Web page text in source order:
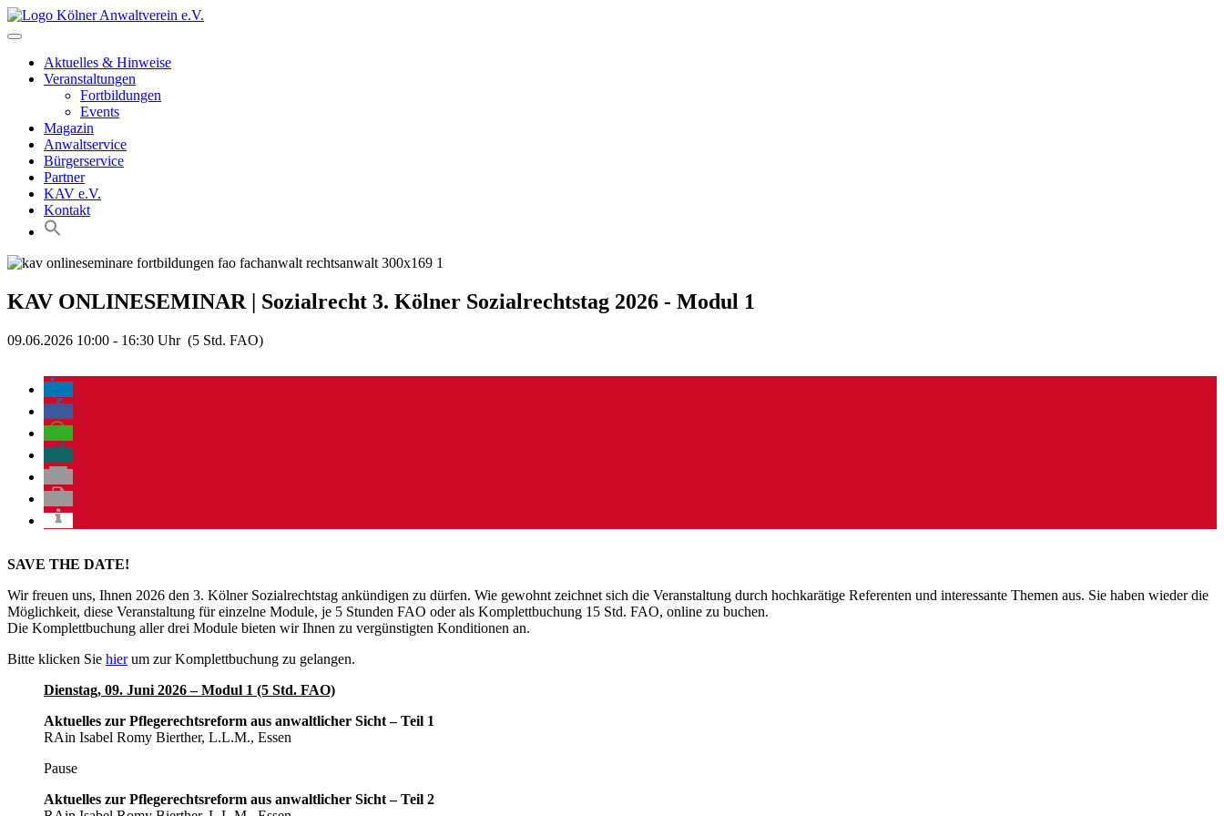
Skip
to
Aktuelles & Hinweise
Veranstaltungen
Fortbildungen
Events
Magazin
Anwaltservice
Bürgerservice
Partner
KAV e.V.
Kontakt
KAV ONLINESEMINAR | Sozialrecht 3. Kölner Sozialrechtstag 2026 - Modul 1
09.06.2026 10:00 - 16:30 Uhr (5 Std. FAO)
SAVE THE DATE!
Wir freuen uns, Ihnen 2026 den 3. Kölner Sozialrechtstag ankündigen zu dürfen. Wie gewohnt zeichnet sich die Veranstaltung durch hochkarätige Referenten und interessante Themen aus. Sie haben wieder die
Möglichkeit, diese Veranstaltung für einzelne Module, je 5 Stunden FAO oder als Komplettbuchung 15 Std. FAO, online zu buchen.
Die Komplettbuchung aller drei Module bieten wir Ihnen zu vergünstigten Konditionen an.
Bitte klicken Sie hierum zur Komplettbuchung zu gelangen.
Dienstag, 09. Juni 2026 – Modul 1 (5 Std. FAO)
Aktuelles zur Pflegerechtsreform aus anwaltlicher Sicht – Teil 1
RAin Isabel Romy Bierther, L.L.M., Essen
Pause
Aktuelles zur Pflegerechtsreform aus anwaltlicher Sicht – Teil 2